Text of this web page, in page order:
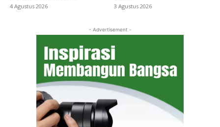
4 Agustus 2026
3 Agustus 2026
- Advertisement -